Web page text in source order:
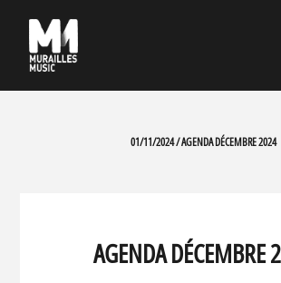
01/11/2024 / AGENDA DÉCEMBRE 2024
AGENDA DÉCEMBRE